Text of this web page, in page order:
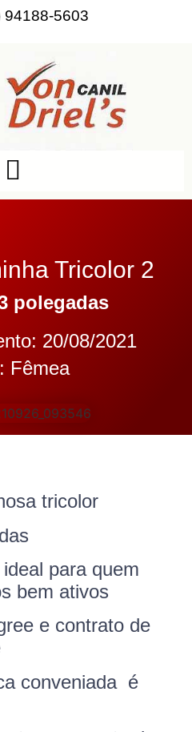
94188-5603
Tricolor 2
polegadas
20/08/2021
Fêmea
tricolor
para quem
bem ativos
e contrato de
conveniada é